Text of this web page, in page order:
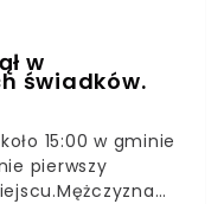
w
świadków.
15:00 w gminie
pierwszy